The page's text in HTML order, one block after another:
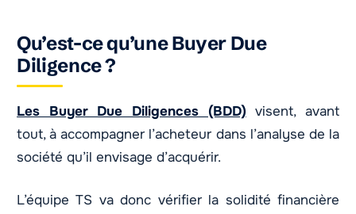
Qu’est-ce qu’une Buyer Due
Diligence ?
Les Buyer Due Diligences (BDD) visent, avant
tout, à accompagner l’acheteur dans l’analyse de la
société qu’il envisage d’acquérir.
L’équipe TS va donc vérifier la solidité financière